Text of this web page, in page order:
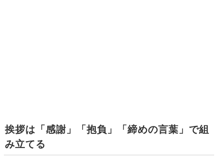
挨拶は「感謝」「抱負」「締めの言葉」で組
み立てる